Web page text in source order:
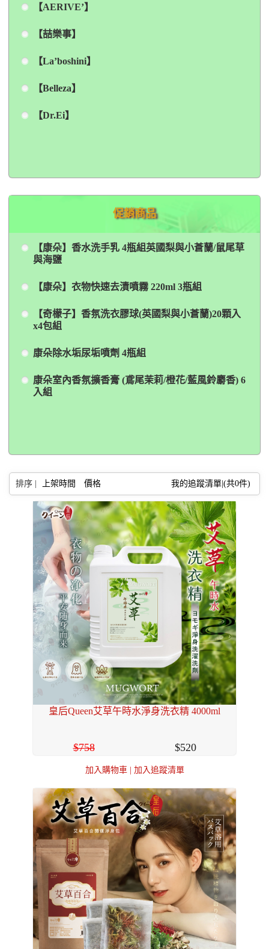
【AERIVE’】
【喆樂事】
【La’boshini】
【Belleza】
【Dr.Ei】
促銷商品
【康朵】香水洗手乳 4瓶組英國梨與小蒼蘭/鼠尾草
與海鹽
【康朵】衣物快速去漬噴霧 220ml 3瓶組
【奇檬子】香氛洗衣膠球(英國梨與小蒼蘭)20顆入
x4包組
康朵除水垢尿垢噴劑 4瓶組
康朵室內香氛擴香膏 (鳶尾茉莉/橙花/藍風鈴麝香) 6
入組
排序 | 上架時間 價格 我的追蹤清單|(共0件)
皇后Queen艾草午時水淨身洗衣精 4000ml
758 520
加入購物車 | 加入追蹤清單